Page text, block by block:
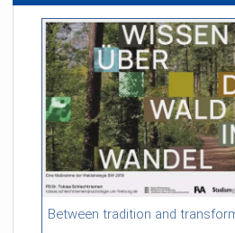
54:13 duration